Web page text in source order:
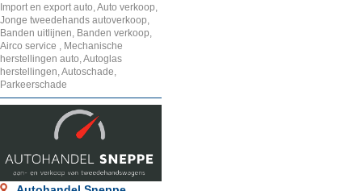
Import en export auto, Auto verkoop,
Jonge tweedehands autoverkoop,
Banden uitlijnen, Banden verkoop,
Airco service , Mechanische
herstellingen auto, Autoglas
herstellingen, Autoschade,
Parkeerschade